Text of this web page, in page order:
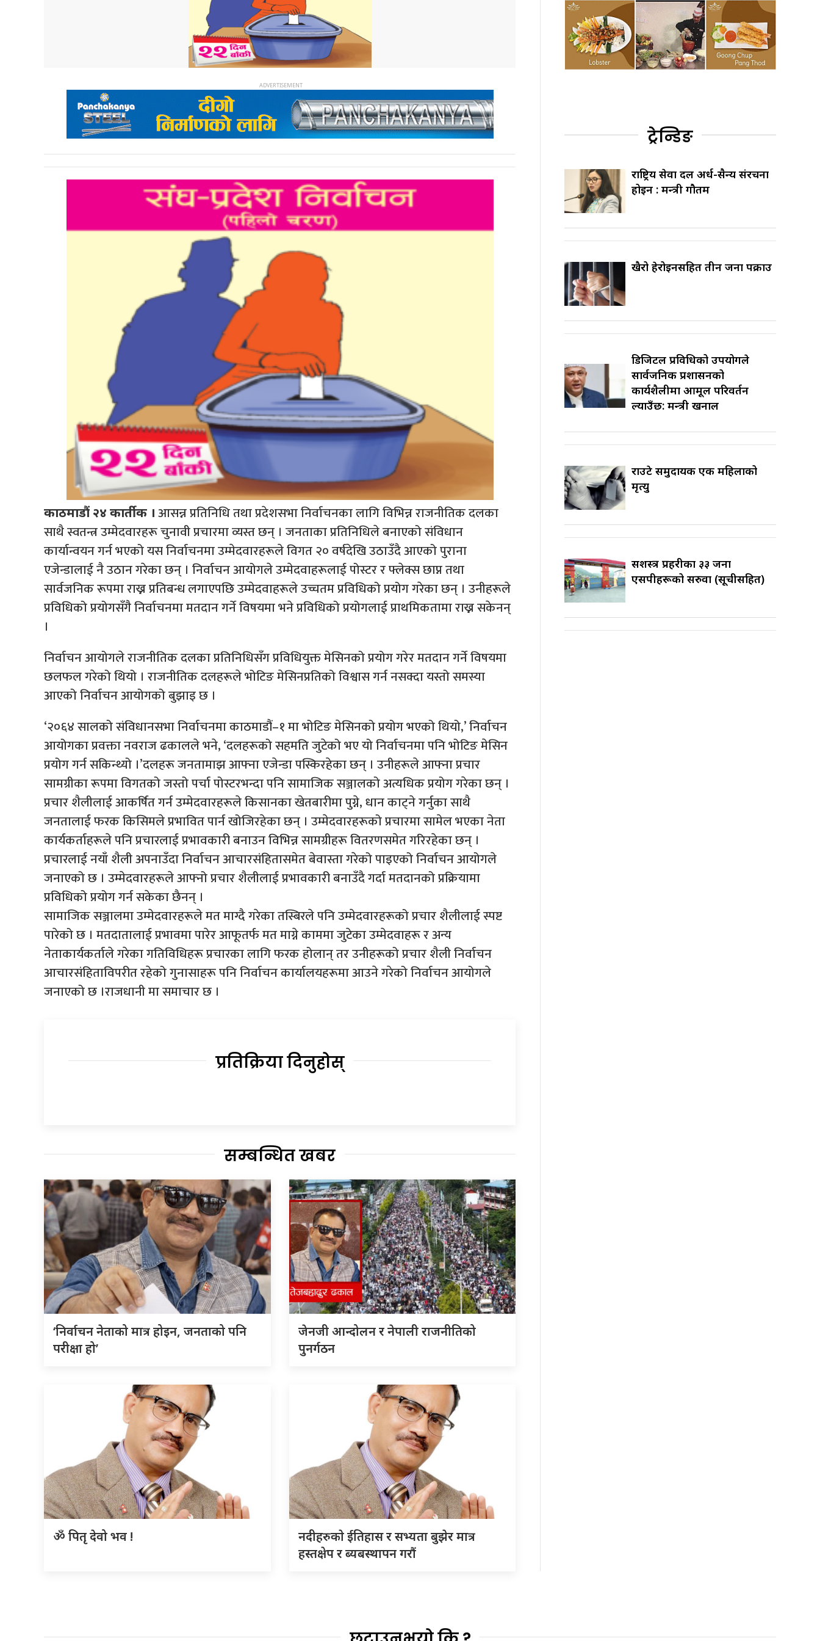
काठमाडौं २४ कार्तीक । आसन्न प्रतिनिधि तथा प्रदेशसभा निर्वाचनका लागि विभिन्न राजनीतिक दलका
साथै स्वतन्त्र उम्मेदवारहरू चुनावी प्रचारमा व्यस्त छन् । जनताका प्रतिनिधिले बनाएको संविधान
कार्यान्वयन गर्न भएको यस निर्वाचनमा उम्मेदवारहरूले विगत २० वर्षदेखि उठाउँदै आएको पुराना
एजेन्डालाई नै उठान गरेका छन् । निर्वाचन आयोगले उम्मेदवाहरूलाई पोस्टर र फ्लेक्स छाप्न तथा
सार्वजनिक रूपमा राख्न प्रतिबन्ध लगाएपछि उम्मेदवाहरूले उच्चतम प्रविधिको प्रयोग गरेका छन् । उनीहरूले
प्रविधिको प्रयोगसँगै निर्वाचनमा मतदान गर्ने विषयमा भने प्रविधिको प्रयोगलाई प्राथमिकतामा राख्न सकेनन्
।
निर्वाचन आयोगले राजनीतिक दलका प्रतिनिधिसँग प्रविधियुक्त मेसिनको प्रयोग गरेर मतदान गर्ने विषयमा
छलफल गरेको थियो । राजनीतिक दलहरूले भोटिङ मेसिनप्रतिको विश्वास गर्न नसक्दा यस्तो समस्या
आएको निर्वाचन आयोगको बुझाइ छ ।
‘२०६४ सालको संविधानसभा निर्वाचनमा काठमाडौं–१ मा भोटिङ मेसिनको प्रयोग भएको थियो,’ निर्वाचन
आयोगका प्रवक्ता नवराज ढकालले भने, ‘दलहरूको सहमति जुटेको भए यो निर्वाचनमा पनि भोटिङ मेसिन
प्रयोग गर्न सकिन्थ्यो ।’दलहरू जनतामाझ आफ्ना एजेन्डा पस्किरहेका छन् । उनीहरूले आफ्ना प्रचार
सामग्रीका रूपमा विगतको जस्तो पर्चा पोस्टरभन्दा पनि सामाजिक सञ्जालको अत्यधिक प्रयोग गरेका छन् ।
प्रचार शैलीलाई आकर्षित गर्न उम्मेदवारहरूले किसानका खेतबारीमा पुग्ने, धान काट्ने गर्नुका साथै
जनतालाई फरक किसिमले प्रभावित पार्न खोजिरहेका छन् । उम्मेदवारहरूको प्रचारमा सामेल भएका नेता
कार्यकर्ताहरूले पनि प्रचारलाई प्रभावकारी बनाउन विभिन्न सामग्रीहरू वितरणसमेत गरिरहेका छन् ।
प्रचारलाई नयाँ शैली अपनाउँदा निर्वाचन आचारसंहितासमेत बेवास्ता गरेको पाइएको निर्वाचन आयोगले
जनाएको छ । उम्मेदवारहरूले आफ्नो प्रचार शैलीलाई प्रभावकारी बनाउँदै गर्दा मतदानको प्रक्रियामा
प्रविधिको प्रयोग गर्न सकेका छैनन् ।
सामाजिक सञ्जालमा उम्मेदवारहरूले मत माग्दै गरेका तस्बिरले पनि उम्मेदवारहरूको प्रचार शैलीलाई स्पष्ट
पारेको छ । मतदातालाई प्रभावमा पारेर आफूतर्फ मत माग्ने काममा जुटेका उम्मेदवाहरू र अन्य
नेताकार्यकर्ताले गरेका गतिविधिहरू प्रचारका लागि फरक होलान् तर उनीहरूको प्रचार शैली निर्वाचन
आचारसंहिताविपरीत रहेको गुनासाहरू पनि निर्वाचन कार्यालयहरूमा आउने गरेको निर्वाचन आयोगले
जनाएको छ ।राजधानी मा समाचार छ ।
प्रतिक्रिया दिनुहोस्
सम्बन्धित खबर
‘निर्वाचन नेताको मात्र होइन, जनताको पनि
परीक्षा हो’
जेनजी आन्दोलन र नेपाली राजनीतिको
पुनर्गठन
ॐ पितृ देवो भव !
नदीहरुकाे ईतिहास र सभ्यता बुझेर मात्र
हस्तक्षेप र ब्यबस्थापन गराैं
ट्रेन्डिङ
राष्ट्रिय सेवा दल अर्ध-सैन्य संरचना
होइन : मन्त्री गौतम
खैरो हेरोइनसहित तीन जना पक्राउ
डिजिटल प्रविधिको उपयोगले
सार्वजनिक प्रशासनको
कार्यशैलीमा आमूल परिवर्तन
ल्याउँछ: मन्त्री खनाल
राउटे समुदायकी एक महिलाको
मृत्यु
सशस्त्र प्रहरीका ३३ जना
एसपीहरूको सरुवा (सूचीसहित)